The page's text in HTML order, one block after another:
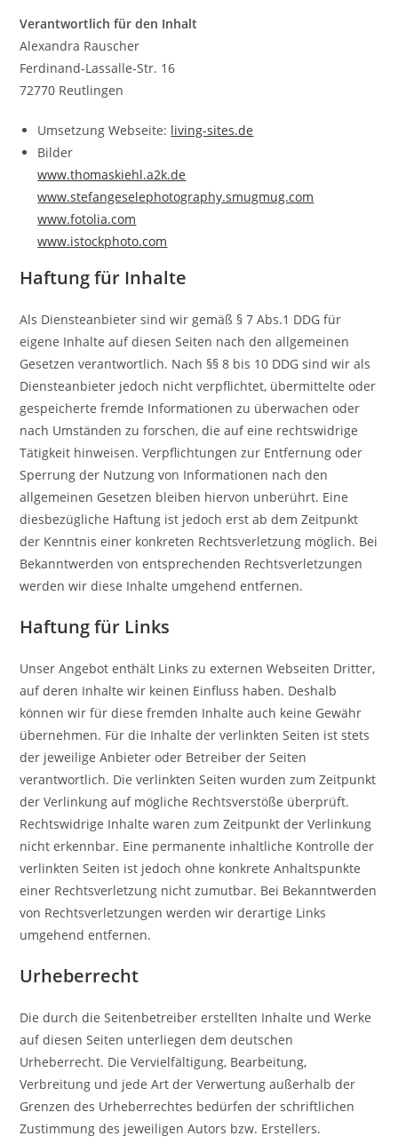
Verantwortlich für den Inhalt
Alexandra Rauscher
Ferdinand-Lassalle-Str. 16
72770 Reutlingen
Umsetzung Webseite: living-sites.de
Bilder
www.thomaskiehl.a2k.de
www.stefangeselephotography.smugmug.com
www.fotolia.com
www.istockphoto.com
Haftung für Inhalte
Als Diensteanbieter sind wir gemäß § 7 Abs.1 DDG für
eigene Inhalte auf diesen Seiten nach den allgemeinen
Gesetzen verantwortlich. Nach §§ 8 bis 10 DDG sind wir als
Diensteanbieter jedoch nicht verpflichtet, übermittelte oder
gespeicherte fremde Informationen zu überwachen oder
nach Umständen zu forschen, die auf eine rechtswidrige
Tätigkeit hinweisen. Verpflichtungen zur Entfernung oder
Sperrung der Nutzung von Informationen nach den
allgemeinen Gesetzen bleiben hiervon unberührt. Eine
diesbezügliche Haftung ist jedoch erst ab dem Zeitpunkt
der Kenntnis einer konkreten Rechtsverletzung möglich. Bei
Bekanntwerden von entsprechenden Rechtsverletzungen
werden wir diese Inhalte umgehend entfernen.
Haftung für Links
Unser Angebot enthält Links zu externen Webseiten Dritter,
auf deren Inhalte wir keinen Einfluss haben. Deshalb
können wir für diese fremden Inhalte auch keine Gewähr
übernehmen. Für die Inhalte der verlinkten Seiten ist stets
der jeweilige Anbieter oder Betreiber der Seiten
verantwortlich. Die verlinkten Seiten wurden zum Zeitpunkt
der Verlinkung auf mögliche Rechtsverstöße überprüft.
Rechtswidrige Inhalte waren zum Zeitpunkt der Verlinkung
nicht erkennbar. Eine permanente inhaltliche Kontrolle der
verlinkten Seiten ist jedoch ohne konkrete Anhaltspunkte
einer Rechtsverletzung nicht zumutbar. Bei Bekanntwerden
von Rechtsverletzungen werden wir derartige Links
umgehend entfernen.
Urheberrecht
Die durch die Seitenbetreiber erstellten Inhalte und Werke
auf diesen Seiten unterliegen dem deutschen
Urheberrecht. Die Vervielfältigung, Bearbeitung,
Verbreitung und jede Art der Verwertung außerhalb der
Grenzen des Urheberrechtes bedürfen der schriftlichen
Zustimmung des jeweiligen Autors bzw. Erstellers.